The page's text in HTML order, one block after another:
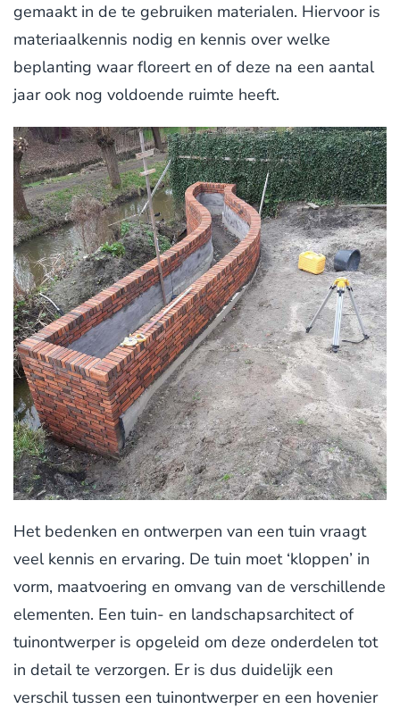
gemaakt in de te gebruiken materialen. Hiervoor is
materiaalkennis nodig en kennis over welke
beplanting waar floreert en of deze na een aantal
jaar ook nog voldoende ruimte heeft.
Het bedenken en ontwerpen van een tuin vraagt
veel kennis en ervaring. De tuin moet ‘kloppen’ in
vorm, maatvoering en omvang van de verschillende
elementen. Een tuin- en landschapsarchitect of
tuinontwerper is opgeleid om deze onderdelen tot
in detail te verzorgen. Er is dus duidelijk een
verschil tussen een tuinontwerper en een hovenier